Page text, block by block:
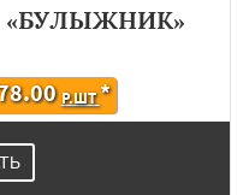
«БУЛЫЖНИК»
Р.ШТ*